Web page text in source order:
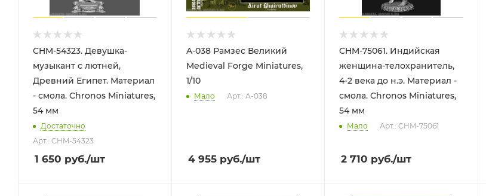
CHM-54323. Девушка-
музыкант с лютней,
Древний Египет. Материал
- смола. Chronos Miniatures,
54 мм
Достаточно
Арт.: CHM-54323
1 650 руб./шт
A-038 Рамзес Великий
Medieval Forge Miniatures,
1/10
Мало Арт.: А-038
4 955руб./шт
CHM-75061. Индийская
женщина-телохранитель,
4-2 века до н.э. Материал -
смола. Chronos Miniatures,
54 мм
Мало Арт.: CHM-75061
2 710 руб./шт